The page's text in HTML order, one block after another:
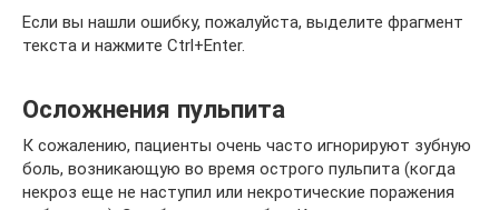
Если вы нашли ошибку, пожалуйста, выделите фрагмент
текста и нажмите Ctrl+Enter.
Осложнения пульпита
К сожалению, пациенты очень часто игнорируют зубную
боль, возникающую во время острого пульпита (когда
некроз еще не наступил или некротические поражения